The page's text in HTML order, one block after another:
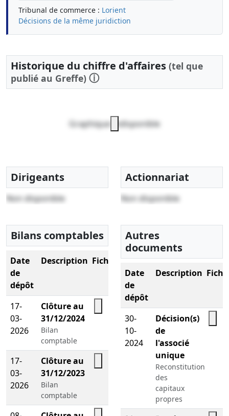
Tribunal de commerce : Lorient
Décisions de la même juridiction
Historique du chiffre d'affaires (tel que
publié au Greffe) ⓘ
Graphique indisponible
Dirigeants
Non disponible
Actionnariat
Non disponible
Bilans comptables
Date
de
dépôt
Description Fichier
17-
03-
2026
Clôture au
31/12/2024
Bilan
comptable
17-
03-
2026
Clôture au
31/12/2023
Bilan
comptable
Autres
documents
Date
de
dépôt
Description
30-
10-
2024
Décision(s)
de
l'associé
unique
Reconstitution
des
capitaux
propres